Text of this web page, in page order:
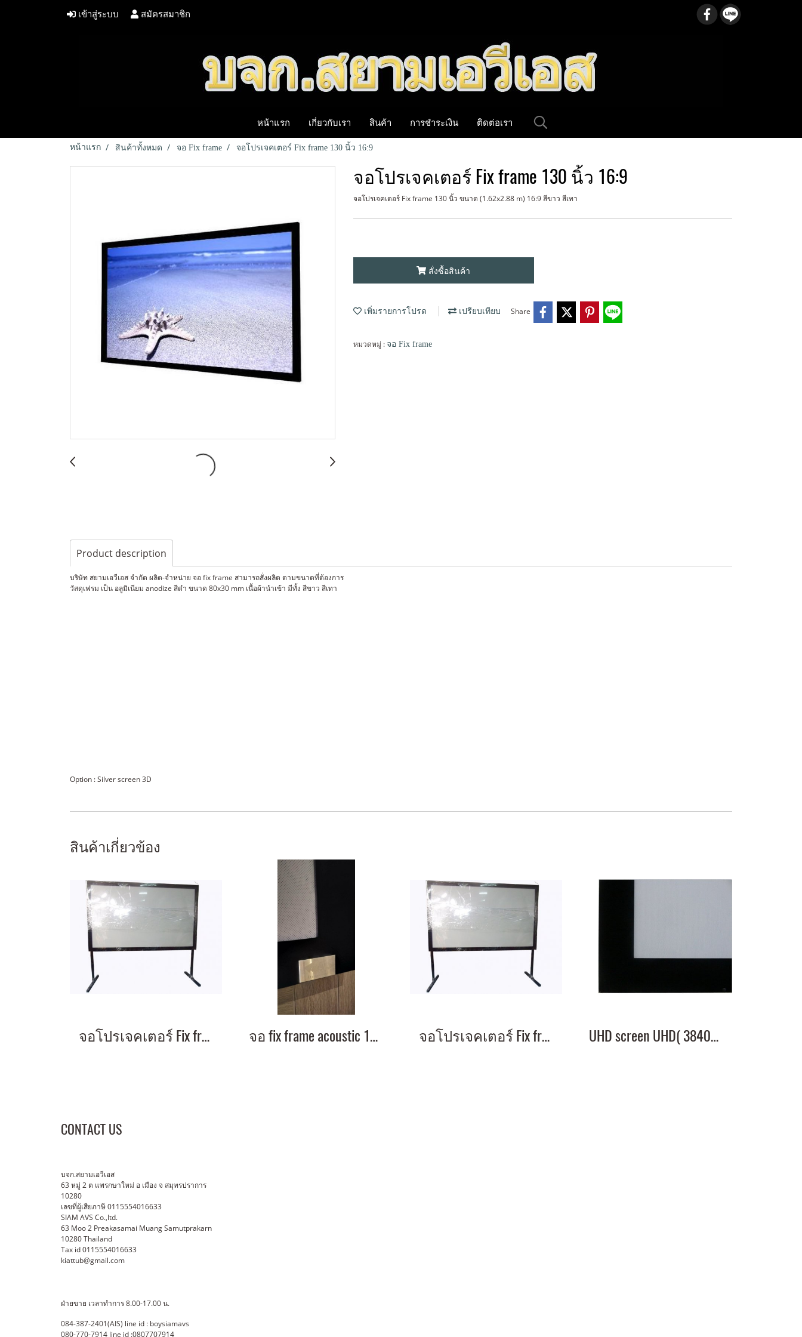
เข้าสู่ระบบ สมัครสมาชิก
หน้าแรก เกี่ยวกับเรา สินค้า การชำระเงิน ติดต่อเรา
หน้าแรก สินค้าทั้งหมด จอ Fix frame จอโปรเจคเตอร์ Fix frame 130 นิ้ว 16:9
จอโปรเจคเตอร์ Fix frame 130 นิ้ว 16:9
จอโปรเจคเตอร์ Fix frame 130 นิ้ว ขนาด (1.62x2.88 m) 16:9 สีขาว สีเทา
สั่งซื้อสินค้า
เพิ่มรายการโปรด เปรียบเทียบ Share
หมวดหมู่ : จอ Fix frame
Product description
บริษัท สยามเอวีเอส จำกัด ผลิต-จำหน่าย จอ fix frame สามารถสั่งผลิต ตามขนาดที่ต้องการ
วัสดุเฟรม เป็น อลูมิเนียม anodize สีดำ ขนาด 80x30 mm เนื้อผ้านำเข้า มีทั้ง สีขาว สีเทา
Option : Silver screen 3D
สินค้าเกี่ยวข้อง
จอโปรเจคเตอร์ Fix frame 110 นิ้ว ขนาด (1.37x2.44 m) 16:9 พร้อมขา สูง 80 cm จอ fix frame acoustic 180 นิ้ว 2.35:1 แบบ โรงหลัง จอโปรเจคเตอร์ Fix frame 100 นิ้ว ขนาด (1.25x2.21m) 16:9 พร้อมขา สูง 80 cm#2 UHD screen UHD( 3840×2160) Make to order
CONTACT US
บจก.สยามเอวีเอส
63 หมู่ 2 ต แพรกษาใหม่ อ เมือง จ สมุทรปราการ
10280
เลขที่ผู้เสียภาษี 0115554016633
SIAM AVS Co.,ltd.
63 Moo 2 Preakasamai Muang Samutprakarn
10280 Thailand
Tax id 0115554016633
kiattub@gmail.com
ฝ่ายขาย เวลาทำการ 8.00-17.00 น.
084-387-2401(AIS) line id : boysiamavs
080-770-7914 line id :0807707914